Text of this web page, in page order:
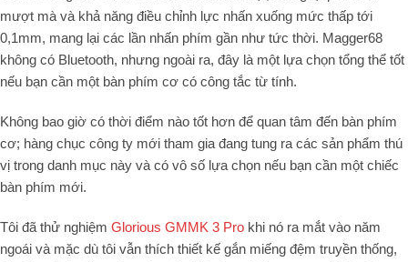
mượt mà và khả năng điều chỉnh lực nhấn xuống mức thấp tới
0,1mm, mang lại các lần nhấn phím gần như tức thời. Magger68
không có Bluetooth, nhưng ngoài ra, đây là một lựa chọn tổng thể tốt
nếu bạn cần một bàn phím cơ có công tắc từ tính.
Không bao giờ có thời điểm nào tốt hơn để quan tâm đến bàn phím
cơ; hàng chục công ty mới tham gia đang tung ra các sản phẩm thú
vị trong danh mục này và có vô số lựa chọn nếu bạn cần một chiếc
bàn phím mới.
Tôi đã thử nghiệm Glorious GMMK 3 Pro khi nó ra mắt vào năm
ngoái và mặc dù tôi vẫn thích thiết kế gắn miếng đệm truyền thống,